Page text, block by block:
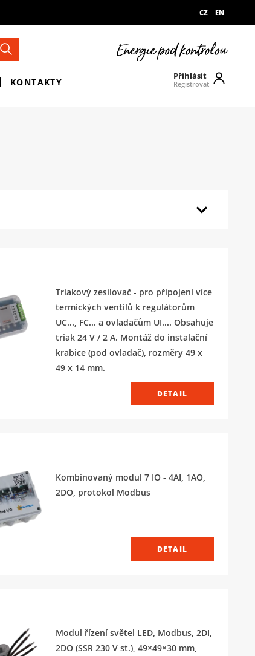
CZ EN
KONTAKTY
Přihlásit
Registrovat
Triakový zesilovač - pro připojení více
termických ventilů k regulátorům
UC..., FC... a ovladačům UI.... Obsahuje
triak 24 V / 2 A. Montáž do instalační
krabice (pod ovladač), rozměry 49 x
49 x 14 mm.
DETAIL
Kombinovaný modul 7 IO - 4AI, 1AO,
2DO, protokol Modbus
DETAIL
Modul řízení světel LED, Modbus, 2DI,
2DO (SSR 230 V st.), 49×49×30 mm,